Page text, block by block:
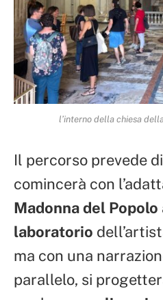
l’interno della chiesa
Il percorso prevede
comincerà con
Madonna del Popolo
laboratorio
ma con una
parallelo, si